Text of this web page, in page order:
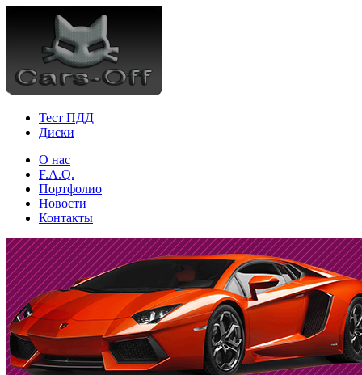
Тест ПДД
Диски
О нас
F.A.Q.
Портфолио
Новости
Контакты